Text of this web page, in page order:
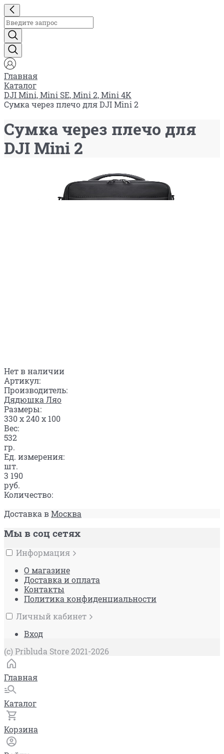
Главная
Каталог
DJI Mini, Mini SE, Mini 2, Mini 4K
Сумка через плечо для DJI Mini 2
Сумка через плечо для
DJI Mini 2
Нет в наличии
Артикул:
Производитель:
Дядюшка Ляо
Размеры:
330 x 240 x 100
Вес:
532
гр.
Ед. измерения:
шт.
3 190
руб.
Количество:
Доставка вМосква
Мы в соц сетях
Информация
О магазине
Доставка и оплата
Контакты
Политика конфиденциальности
Личный кабинет
Вход
(c) Pribluda Store 2021-2026
Главная
Каталог
Корзина